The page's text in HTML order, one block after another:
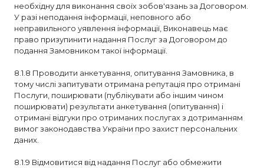
необхідну для виконання своїх зобов'язань за Договором.
У разі неподання інформації, неповного або
неправильного уявлення інформації, Виконавець має
право призупинити надання Послуг за Договором до
подання Замовником такої інформації.
8.1.8 Проводити анкетування, опитування Замовника, в
тому числі запитувати отримана репутація про отримані
Послуги, поширювати (публікувати або іншим чином
поширювати) результати анкетування (опитування) і
отримані відгуки про отриманих послугах з дотриманням
вимог законодавства України про захист персональних
даних.
8.1.9 Відмовитися від надання Послуг або обмежити